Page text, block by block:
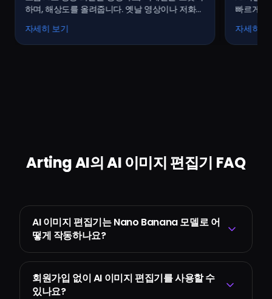
하며, 해상도를 올려줍니다. 옛날 영상이나 저화질
자세히 보기
빠르게
자세히
Arting AI의 AI 이미지 편집기 FAQ
AI 이미지 편집기는 Nano Banana 모델로 어
떻게 작동하나요?
회원가입 없이 AI 이미지 편집기를 사용할 수
있나요?